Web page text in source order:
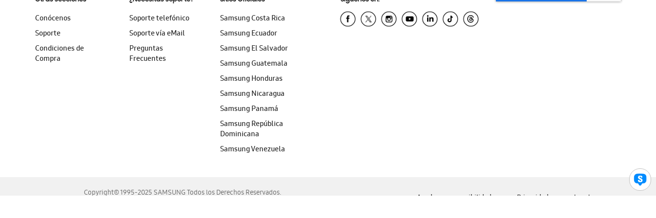
Conócenos
Soporte
Condiciones de
Compra
Soporte telefónico
Soporte vía eMail
Preguntas
Frecuentes
Samsung Costa Rica
Samsung Ecuador
Samsung El Salvador
Samsung Guatemala
Samsung Honduras
Samsung Nicaragua
Samsung Panamá
Samsung República
Dominicana
Samsung Venezuela
Copyright© 1995-2025 SAMSUNG Todos los Derechos Reservados.
Ayuda para accesibilidad Privacidad Legal